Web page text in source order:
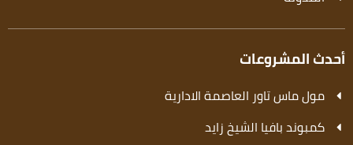
أحدث المشروعات
مول ماس تاور العاصمة الادارية
كمبوند بافيا الشيخ زايد